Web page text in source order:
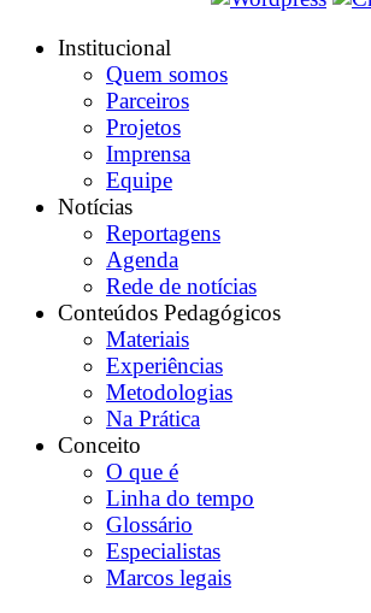
Institucional
Quem somos
Parceiros
Projetos
Imprensa
Equipe
Notícias
Reportagens
Agenda
Rede de notícias
Conteúdos Pedagógicos
Materiais
Experiências
Metodologias
Na Prática
Conceito
O que é
Linha do tempo
Glossário
Especialistas
Marcos legais